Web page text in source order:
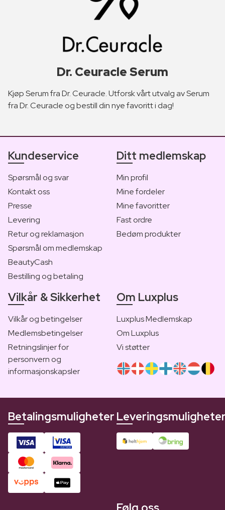
Dr. Ceuracle Serum
Kjøp Serum fra Dr. Ceuracle. Utforsk vårt utvalg av Serum
fra Dr. Ceuracle og bestill din nye favoritt i dag!
Kundeservice
Spørsmål og svar
Kontakt oss
Presse
Levering
Retur og reklamasjon
Spørsmål om medlemskap
BeautyCash
Bestilling og betaling
Ditt medlemskap
Min profil
Mine fordeler
Mine favoritter
Fast ordre
Bedøm produkter
Vilkår & Sikkerhet
Vilkår og betingelser
Medlemsbetingelser
Retningslinjer for
personvern og
informasjonskapsler
Om Luxplus
Luxplus Medlemskap
Om Luxplus
Vi støtter
Betalingsmuligheter